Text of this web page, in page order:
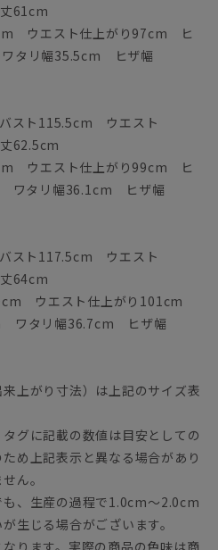
61cm
ウエスト仕上がり97cm ヒ
タリ幅35.5cm ヒザ幅
スト115.5cm ウエスト
62.5cm
ウエスト仕上がり99cm ヒ
ワタリ幅36.1cm ヒザ幅
スト117.5cm ウエスト
64cm
ウエスト仕上がり101cm
ワタリ幅36.7cm ヒザ幅
上がり寸法）は上記のサイズ表
グに記載の数値は目安としての
め上記表示と異なる場合があり
ん。
、生産の過程で1.0cm～2.0cm
生じる場合がございます。
ります。実際の商品の色味は商